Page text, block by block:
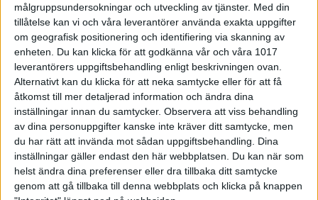
målgruppsundersokningar och utveckling av tjänster. Med din
tillåtelse kan vi och våra leverantörer använda exakta uppgifter
om geografisk positionering och identifiering via skanning av
enheten. Du kan klicka för att godkänna vår och våra 1017
leverantörers uppgiftsbehandling enligt beskrivningen ovan.
Alternativt kan du klicka för att neka samtycke eller för att få
åtkomst till mer detaljerad information och ändra dina
inställningar innan du samtycker. Observera att viss behandling
av dina personuppgifter kanske inte kräver ditt samtycke, men
du har rätt att invända mot sådan uppgiftsbehandling. Dina
inställningar gäller endast den här webbplatsen. Du kan när som
helst ändra dina preferenser eller dra tillbaka ditt samtycke
genom att gå tillbaka till denna webbplats och klicka på knappen
Ansök om Fritidskortet
10 september 2025 14:56